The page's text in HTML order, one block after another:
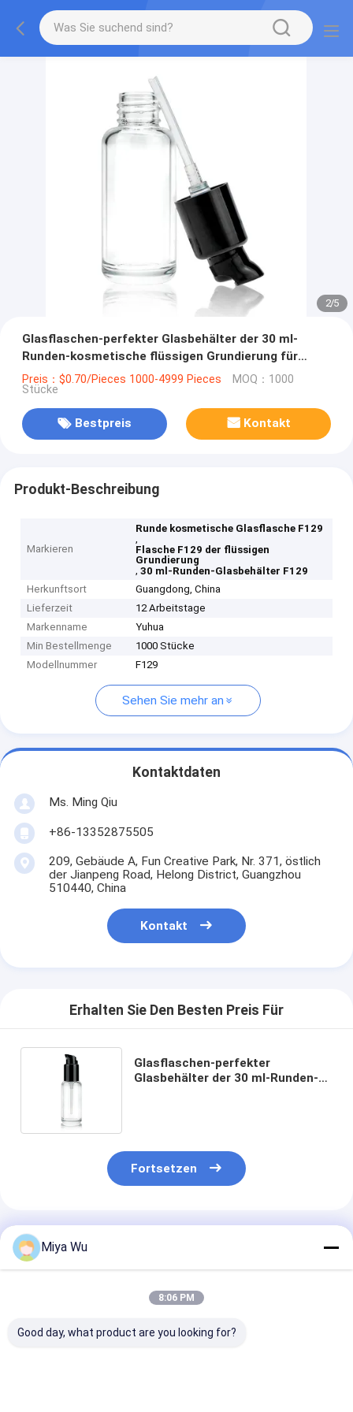
2/5
Glasflaschen-perfekter Glasbehälter der 30 ml-
Runden-kosmetische flüssigen Grundierung für
Frauen F129
Preis：$0.70/Pieces 1000-4999 Pieces MOQ：1000
Stücke
Bestpreis Kontakt
Produkt-Beschreibung
Markieren
Runde kosmetische Glasflasche F129
,
Flasche F129 der flüssigen
Grundierung
,30 ml-Runden-Glasbehälter F129
Herkunftsort
Guangdong, China
Lieferzeit
12 Arbeitstage
Markenname
Yuhua
Min Bestellmenge
1000 Stücke
Modellnummer
F129
Sehen Sie mehr an
Kontaktdaten
Ms. Ming Qiu
+86-13352875505
209, Gebäude A, Fun Creative Park, Nr. 371, östlich
der Jianpeng Road, Helong District, Guangzhou
510440, China
Kontakt
Erhalten Sie Den Besten Preis Für
Glasflaschen-perfekter
Glasbehälter der 30 ml-Runden-
Fortsetzen
Empfohlene Produkte
Miya Wu
8:06 PM
Good day, what product are you looking for?